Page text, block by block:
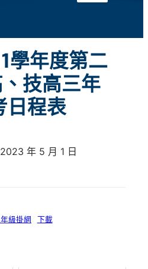
學年度第二
技高三年
日程表
2023 年 5 月 1 日
級掛網 下載